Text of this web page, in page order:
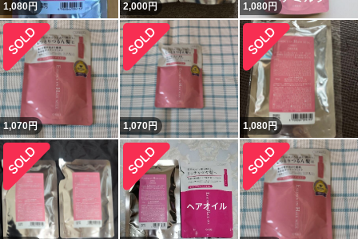
1,080円 2,000円 1,080円
1,070円 1,070円 1,080円